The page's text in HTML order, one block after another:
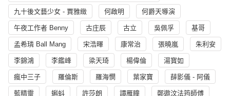
九十後文藝少女 - 賈雅緻 何啟明 何爵天導演
午夜工作者 Benny 古庄辰 古立 吳佩孚 基哥
孟希璘 Ball Mang 宋浩暉 康常治 張曉嵐 朱利安
李錦鴻 李鑑峰 梁天琦 楊偉倫 湯寳如
瘋中三子 羅倫斯 羅海憫 葉家寶 薛影儀 - 阿儀
藍精靈 蝌蚪 許莎朗 譚雁瞳 鄭遨汶法筠師傅